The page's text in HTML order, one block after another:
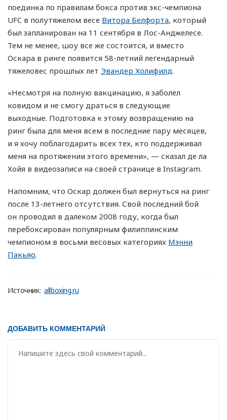
поединка по правилам бокса против экс-чемпиона
UFC в полутяжелом весе Витора Белфорта, который
был запланирован на 11 сентября в Лос-Анджелесе.
Тем не менее, шоу все же состоится, и вместо
Оскара в ринге появится 58-летний легендарный
тяжеловес прошлых лет Эвандер Холифилд.
«Несмотря на полную вакцинацию, я заболел
ковидом и не смогу драться в следующие
выходные. Подготовка к этому возвращению на
ринг была для меня всем в последние пару месяцев,
и я хочу поблагодарить всех тех, кто поддерживал
меня на протяжении этого времени», — сказал де ла
Хойя в видеозаписи на своей странице в Instagram.
Напомним, что Оскар должен был вернуться на ринг
после 13-летнего отсутствия. Свой последний бой
он проводил в далеком 2008 году, когда был
перебоксирован популярным филиппинским
чемпионом в восьми весовых категориях Мэнни
Пакьяо.
Источник: allboxing.ru
ДОБАВИТЬ КОММЕНТАРИЙ